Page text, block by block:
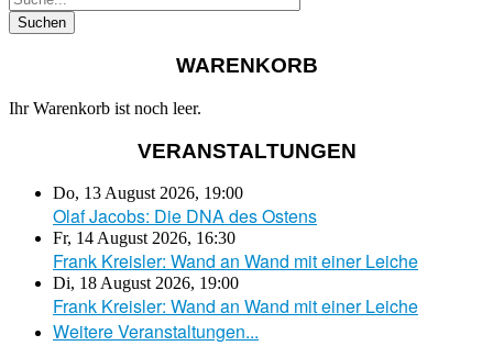
WARENKORB
Ihr Warenkorb ist noch leer.
VERANSTALTUNGEN
Do, 13 August 2026, 19:00
Olaf Jacobs: Die DNA des Ostens
Fr, 14 August 2026, 16:30
Frank Kreisler: Wand an Wand mit einer Leiche
Di, 18 August 2026, 19:00
Frank Kreisler: Wand an Wand mit einer Leiche
Weitere Veranstaltungen...